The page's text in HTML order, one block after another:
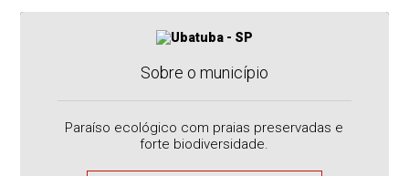
Sobre o município
Paraíso ecológico com praias preservadas e
forte biodiversidade.